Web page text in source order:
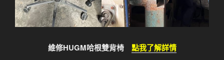
維修HUGM哈根雙背椅 點我了解詳情